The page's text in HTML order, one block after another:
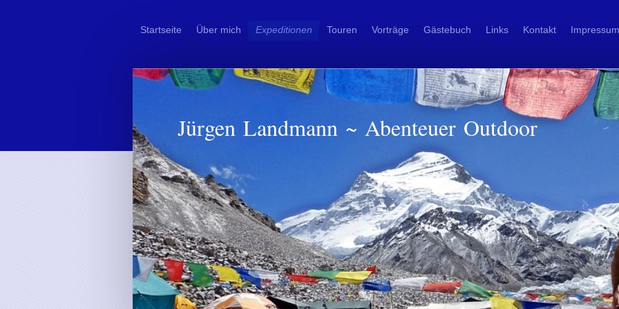
Startseite Über mich Expeditionen Touren Vorträge Gästebuch Links Kontakt Impressum
Jürgen Landmann ~ Abenteuer Outdoor